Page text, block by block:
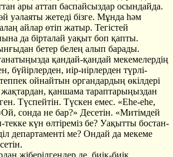
ары аттап баспайсыздар осындайда.
уәлаяты жетеді бізге. Мұнда һәм
айлар өтіп жатыр. Тегістей
да бірталай уақыт боп қапты.
бетер белең алып барады.
қандай-қандай мекемелердің
бүйірлерден, иір-иірлерден түрлі-
ойнайтын органдардың өкілдері
қаншама тараптарыңыздан
Түспейтін. Түскен емес. «Еһе-еһе,
сонда не бар?» Десетін. «Митімдей
күн өлтіреміз бе? Уақытты бостан-
департаменті ме? Ондай да мекеме
жіберілгендер де, биік-биік